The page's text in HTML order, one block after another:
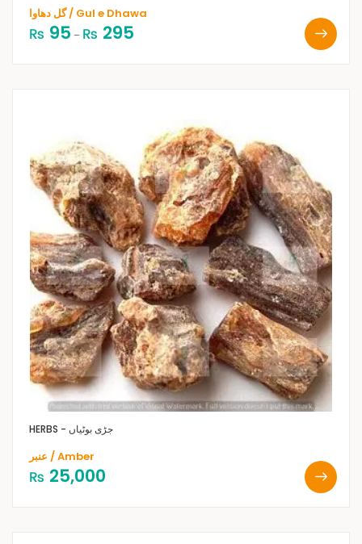
گل دھاوا / Gul e Dhawa
₨ 95 – ₨ 295
HERBS - جڑی بوٹیاں
عنبر / Amber
₨ 25,000